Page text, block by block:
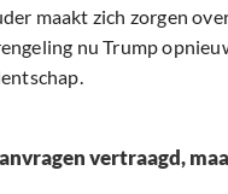
maakt zich zorgen
nu Trump
vertraagd,